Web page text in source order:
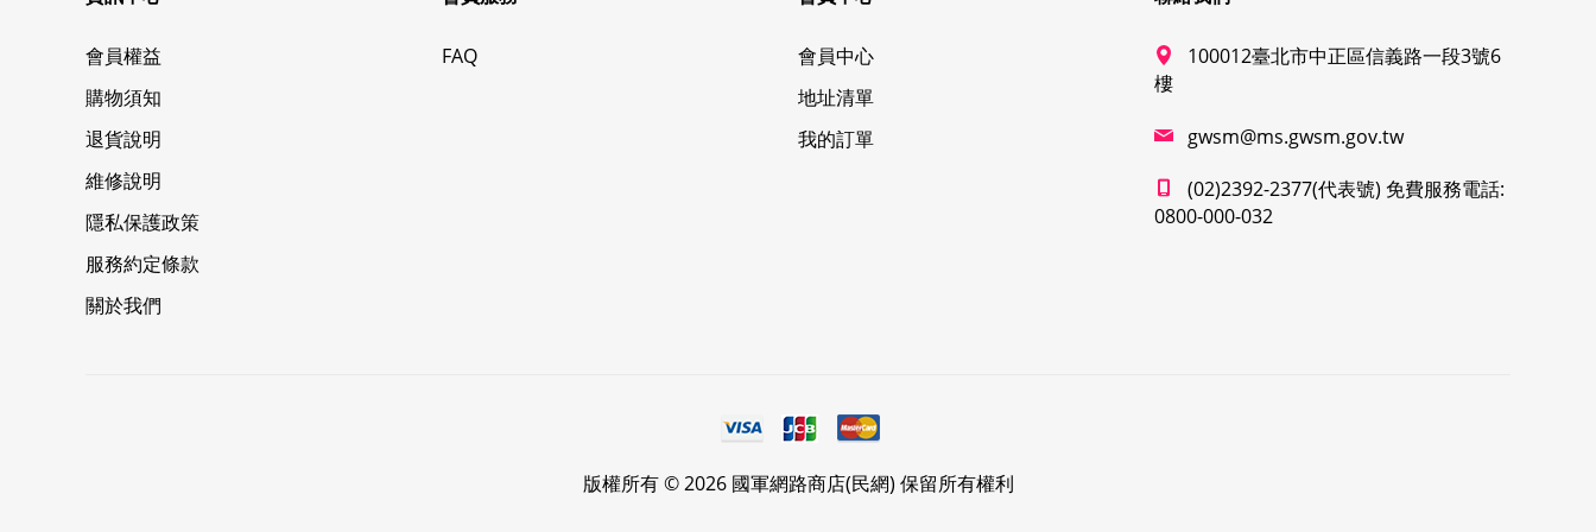
會員權益
購物須知
退貨說明
維修說明
隱私保護政策
服務約定條款
關於我們
FAQ
會員中心
地址清單
我的訂單
100012臺北市中正區信義路一段3號6
樓
gwsm@ms.gwsm.gov.tw
(02)2392-2377(代表號) 免費服務電話:
0800-000-032
版權所有 © 2026 國軍網路商店(民網) 保留所有權利